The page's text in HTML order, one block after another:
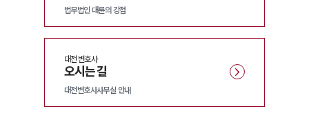
법무법인 대륜의 강점
대전 변호사
오시는 길
대전변호사사무실 안내